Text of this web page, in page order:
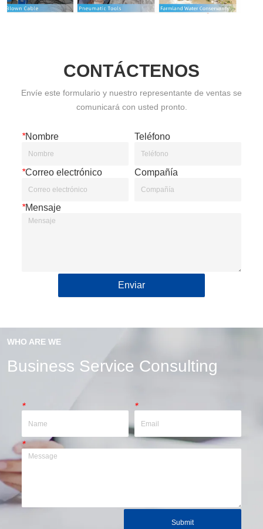
CONTÁCTENOS
Envíe este formulario y nuestro representante de ventas se
comunicará con usted pronto.
*Nombre Teléfono
*Correo electrónico Compañía
*Mensaje
Enviar
WHO ARE WE
Business Service Consulting
* *
*
Submit